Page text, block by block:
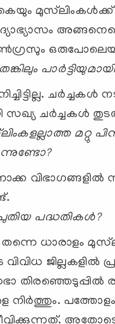
ചര്‍ച്ചകള്‍
മറ്റു
പുതിയ പദ്ധതികള്‍?
ധാരാളം
ജില്ലകളില്‍
തിരഞ്ഞെടുപ്പില്‍
നിര്‍ത്തും. പത്തോളം